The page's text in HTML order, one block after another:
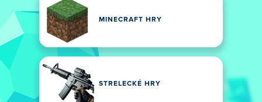
MINECRAFT HRY
STRELECKÉ HRY